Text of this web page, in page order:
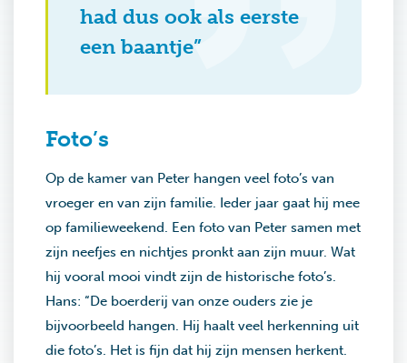
had dus ook als eerste
een baantje”
Foto’s
Op de kamer van Peter hangen veel foto’s van
vroeger en van zijn familie. Ieder jaar gaat hij mee
op familieweekend. Een foto van Peter samen met
zijn neefjes en nichtjes pronkt aan zijn muur. Wat
hij vooral mooi vindt zijn de historische foto’s.
Hans: “De boerderij van onze ouders zie je
bijvoorbeeld hangen. Hij haalt veel herkenning uit
die foto’s. Het is fijn dat hij zijn mensen herkent.